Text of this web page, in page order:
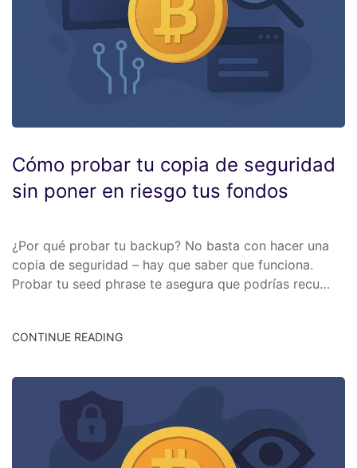
Cómo probar tu copia de seguridad
sin poner en riesgo tus fondos
¿Por qué probar tu backup? No basta con hacer una
copia de seguridad – hay que saber que funciona.
Probar tu seed phrase te asegura que podrías recu…
CONTINUE READING